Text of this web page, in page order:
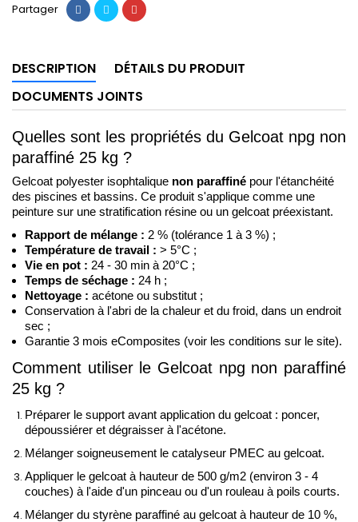
Partager
DESCRIPTION
DÉTAILS DU PRODUIT
DOCUMENTS JOINTS
Quelles sont les propriétés du Gelcoat npg non
paraffiné 25 kg ?
Gelcoat polyester isophtalique non paraffiné pour l'étanchéité
des piscines et bassins. Ce produit s'applique comme une
peinture sur une stratification résine ou un gelcoat préexistant.
Rapport de mélange : 2 % (tolérance 1 à 3 %) ;
Température de travail : > 5°C ;
Vie en pot : 24 - 30 min à 20°C ;
Temps de séchage : 24 h ;
Nettoyage : acétone ou substitut ;
Conservation à l'abri de la chaleur et du froid, dans un endroit
sec ;
Garantie 3 mois eComposites (voir les conditions sur le site).
Comment utiliser le Gelcoat npg non paraffiné
25 kg ?
Préparer le support avant application du gelcoat : poncer,
dépoussiérer et dégraisser à l'acétone.
Mélanger soigneusement le catalyseur PMEC au gelcoat.
Appliquer le gelcoat à hauteur de 500 g/m2 (environ 3 - 4
couches) à l'aide d'un pinceau ou d'un rouleau à poils courts.
Mélanger du styrène paraffiné au gelcoat à hauteur de 10 %,